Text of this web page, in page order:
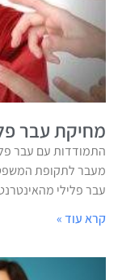
מחיקת עבר
התמודדות עם עבר
מעבר לתקופת
עבר פלילי
קרא עוד »